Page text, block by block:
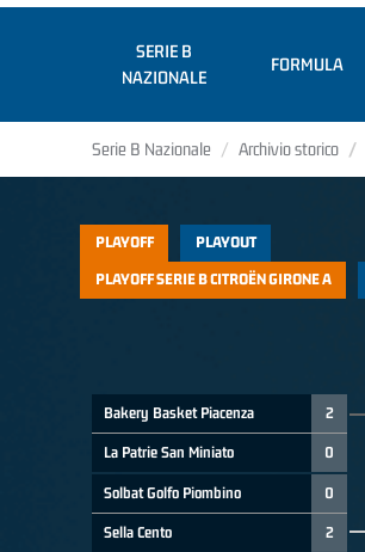
SERIE B
NAZIONALE
FORMULA
Serie B Nazionale Archivio storico
PLAYOFF PLAYOUT
PLAYOFF SERIE B CITROËN GIRONE A
Bakery Basket Piacenza 2
La Patrie San Miniato 0
Solbat Golfo Piombino 0
Sella Cento 2